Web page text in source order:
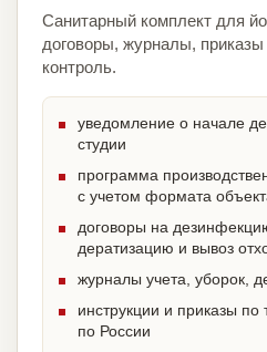
Санитарный комплект для
договоры, журналы,
контроль.
уведомление о начале
студии
программа
с учетом формата
договоры на
дератизацию и вывоз
журналы учета, уборок,
инструкции и приказы
по России